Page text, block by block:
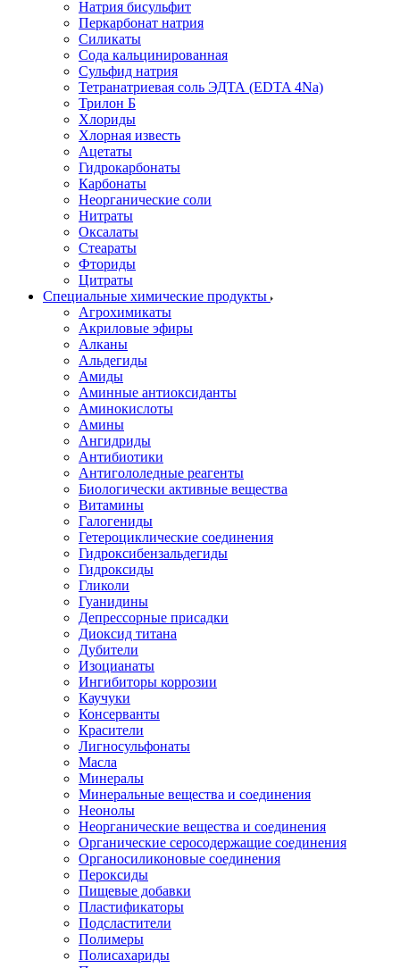
Натрия бисульфит
Перкарбонат натрия
Силикаты
Сода кальцинированная
Сульфид натрия
Тетранатриевая соль ЭДТА (EDTA 4Na)
Трилон Б
Хлориды
Хлорная известь
Ацетаты
Гидрокарбонаты
Карбонаты
Неорганические соли
Нитраты
Оксалаты
Стеараты
Фториды
Цитраты
Специальные химические продукты
Агрохимикаты
Акриловые эфиры
Алканы
Альдегиды
Амиды
Аминные антиоксиданты
Аминокислоты
Амины
Ангидриды
Антибиотики
Антигололедные реагенты
Биологически активные вещества
Витамины
Галогениды
Гетероциклические соединения
Гидроксибензальдегиды
Гидроксиды
Гликоли
Гуанидины
Депрессорные присадки
Диоксид титана
Дубители
Изоцианаты
Ингибиторы коррозии
Каучуки
Консерванты
Красители
Лигносульфонаты
Масла
Минералы
Минеральные вещества и соединения
Неонолы
Неорганические вещества и соединения
Органические серосодержащие соединения
Органосиликоновые соединения
Пероксиды
Пищевые добавки
Пластификаторы
Подсластители
Полимеры
Полисахариды